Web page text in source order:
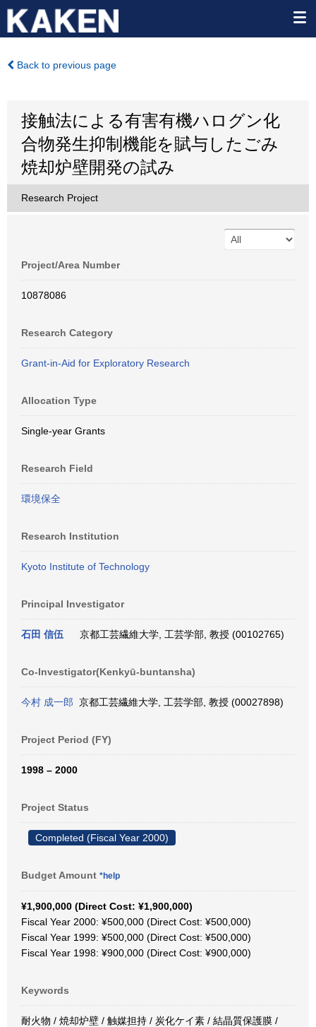
Back to previous page
接触法による有害有機ハログン化
合物発生抑制機能を賦与したごみ
焼却炉壁開発の試み
Research Project
Project/Area Number
10878086
Research Category
Grant-in-Aid for Exploratory Research
Allocation Type
Single-year Grants
Research Field
環境保全
Research Institution
Kyoto Institute of Technology
Principal Investigator
石田 信伍 京都工芸繊維大学, 工芸学部, 教授 (00102765)
Co-Investigator(Kenkyū-buntansha)
今村 成一郎 京都工芸繊維大学, 工芸学部, 教授 (00027898)
Project Period (FY)
1998 – 2000
Project Status
Completed (Fiscal Year 2000)
Budget Amount *help
¥1,900,000 (Direct Cost: ¥1,900,000)
Fiscal Year 2000: ¥500,000 (Direct Cost: ¥500,000)
Fiscal Year 1999: ¥500,000 (Direct Cost: ¥500,000)
Fiscal Year 1998: ¥900,000 (Direct Cost: ¥900,000)
Keywords
耐火物 / 焼却炉壁 / 触媒担持 / 炭化ケイ素 / 結晶質保護膜 /